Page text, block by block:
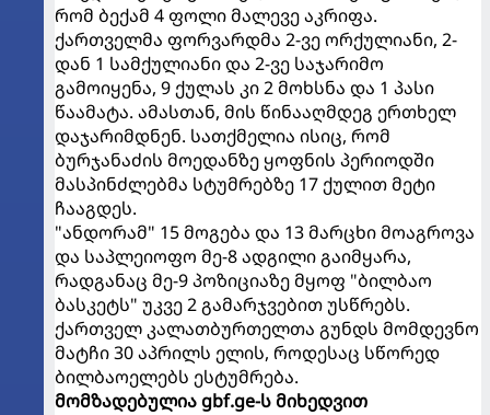
რომ ბექამ 4 ფოლი მალევე აკრიფა.
ქართველმა ფორვარდმა 2-ვე ორქულიანი, 2-
დან 1 სამქულიანი და 2-ვე საჯარიმო
გამოიყენა, 9 ქულას კი 2 მოხსნა და 1 პასი
წაამატა. ამასთან, მის წინააღმდეგ ერთხელ
დაჯარიმდნენ. სათქმელია ისიც, რომ
ბურჯანაძის მოედანზე ყოფნის პერიოდში
მასპინძლებმა სტუმრებზე 17 ქულით მეტი
ჩააგდეს.
"ანდორამ" 15 მოგება და 13 მარცხი მოაგროვა
და საპლეიოფო მე-8 ადგილი გაიმყარა,
რადგანაც მე-9 პოზიციაზე მყოფ "ბილბაო
ბასკეტს" უკვე 2 გამარჯვებით უსწრებს.
ქართველ კალათბურთელთა გუნდს მომდევნო
მატჩი 30 აპრილს ელის, როდესაც სწორედ
ბილბაოელებს ესტუმრება.
მომზადებულია gbf.ge-ს მიხედვით